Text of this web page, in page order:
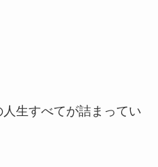
生すべてが詰まってい